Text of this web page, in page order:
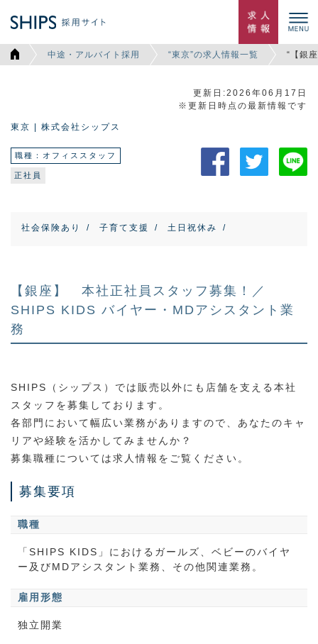
中途・アルバイト採用 “東京”の求人情報一覧 “【銀
更新日:2026年06月17日
※更新日時点の最新情報です
東京 | 株式会社シップス
職種：オフィススタッフ
正社員
社会保険あり 子育て支援 土日祝休み
【銀座】 本社正社員スタッフ募集！／
SHIPS KIDS バイヤー・MDアシスタント業
務
SHIPS（シップス）では販売以外にも店舗を支える本社
スタッフを募集しております。
各部門において幅広い業務がありますので、あなたのキャ
リアや経験を活かしてみませんか？
募集職種については求人情報をご覧ください。
募集要項
職種
「SHIPS KIDS」におけるガールズ、ベビーのバイヤ
ー及びMDアシスタント業務、その他関連業務。
雇用形態
独立開業